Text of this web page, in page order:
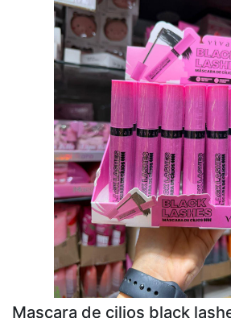
Mascara de cilios black